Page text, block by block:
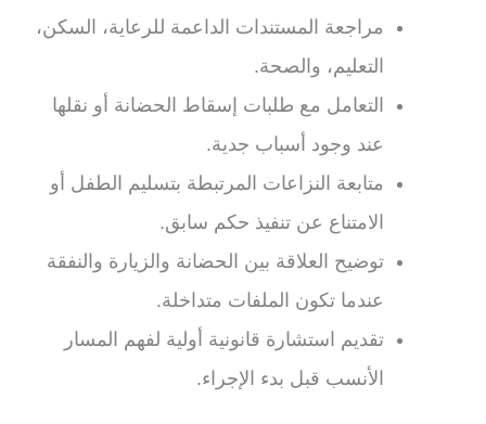
مراجعة المستندات الداعمة للرعاية، السكن،
التعليم، والصحة.
التعامل مع طلبات إسقاط الحضانة أو نقلها
عند وجود أسباب جدية.
متابعة النزاعات المرتبطة بتسليم الطفل أو
الامتناع عن تنفيذ حكم سابق.
توضيح العلاقة بين الحضانة والزيارة والنفقة
عندما تكون الملفات متداخلة.
تقديم استشارة قانونية أولية لفهم المسار
الأنسب قبل بدء الإجراء.